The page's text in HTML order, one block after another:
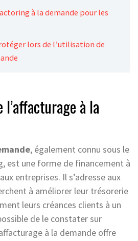
à la demande pour les
lors de l’utilisation de
l’affacturage à la
, également connu sous le
est une forme de financement à
entreprises. Il s’adresse aux
à améliorer leur trésorerie
leurs créances clients à un
de le constater sur
à la demande offre